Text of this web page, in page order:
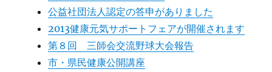
公益社団法人認定の答申がありました
2013健康元気サポートフェアが開催されます
第８回 三師会交流野球大会報告
市・県民健康公開講座